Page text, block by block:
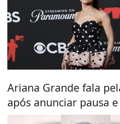
Ariana Grande fala
após anunciar pausa